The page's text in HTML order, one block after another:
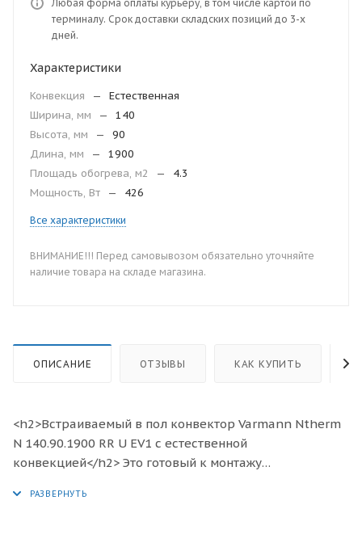
Любая форма оплаты курьеру, в том числе картой по
терминалу. Срок доставки складских позиций до 3-х
дней.
Характеристики
Конвекция —
Естественная
Ширина, мм
—
140
Высота, мм
—
90
Длина, мм
—
1900
Площадь обогрева, м2
—
4.3
Мощность, Вт
— 426
Все характеристики
ВНИМАНИЕ!!! Перед самовывозом обязательно уточняйте
наличие товара на складе магазина.
ОПИСАНИЕ ОТЗЫВЫ КАК КУПИТЬ
<h2>Встраиваемый в пол конвектор Varmann Ntherm
N 140.90.1900 RR U EV1 с естественной
конвекцией</h2> Это готовый к монтажу
изоляции от холодного воздуха больших, доходящих